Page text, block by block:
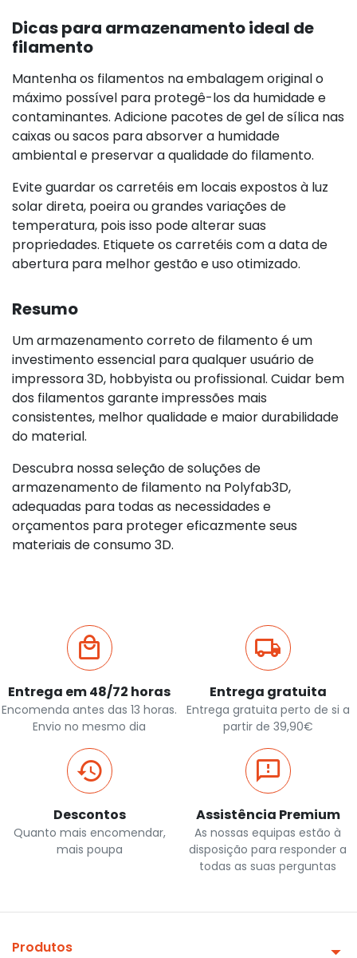
Dicas para armazenamento ideal de
filamento
Mantenha os filamentos na embalagem original o
máximo possível para protegê-los da humidade e
contaminantes. Adicione pacotes de gel de sílica nas
caixas ou sacos para absorver a humidade
ambiental e preservar a qualidade do filamento.
Evite guardar os carretéis em locais expostos à luz
solar direta, poeira ou grandes variações de
temperatura, pois isso pode alterar suas
propriedades. Etiquete os carretéis com a data de
abertura para melhor gestão e uso otimizado.
Resumo
Um armazenamento correto de filamento é um
investimento essencial para qualquer usuário de
impressora 3D, hobbyista ou profissional. Cuidar bem
dos filamentos garante impressões mais
consistentes, melhor qualidade e maior durabilidade
do material.
Descubra nossa seleção de soluções de
armazenamento de filamento na Polyfab3D,
adequadas para todas as necessidades e
orçamentos para proteger eficazmente seus
materiais de consumo 3D.
Entrega em 48/72 horas
Encomenda antes das 13 horas.
Envio no mesmo dia
Entrega gratuita
Entrega gratuita perto de si a
partir de 39,90€
Descontos
Quanto mais encomendar,
mais poupa
Assistência Premium
As nossas equipas estão à
disposição para responder a
todas as suas perguntas
Produtos